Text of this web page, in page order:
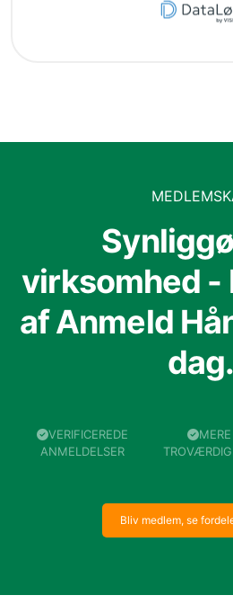
virksomhed -
af Anmeld
dag.
VERIFICEREDE
ANMELDELSER
MERE
Bliv medlem, se